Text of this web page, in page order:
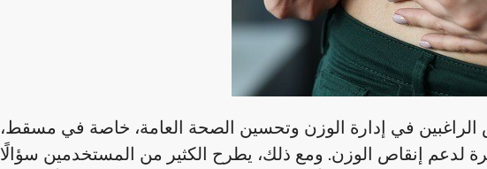
في إدارة الوزن وتحسين الصحة العامة، خاصة في مسقط،
لدعم إنقاص الوزن. ومع ذلك، يطرح الكثير من المستخدمين سؤالًا